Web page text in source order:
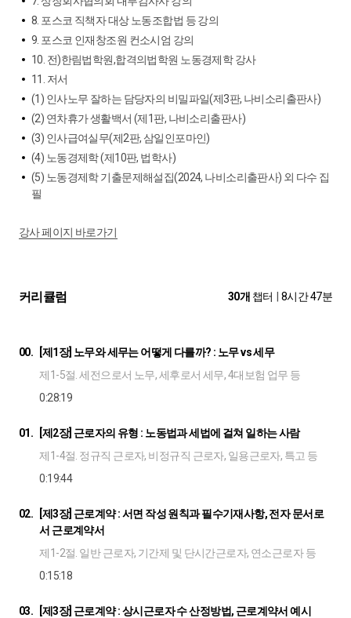
8. 포스코 직책자 대상 노동조합법 등 강의
9. 포스코 인재창조원 컨소시엄 강의
10. 전)한림법학원,합격의법학원 노동경제학 강사
11. 저서
(1) 인사노무 잘하는 담당자의 비밀파일(제3판, 나비소리출판사)
(2) 연차휴가 생활백서 (제1판, 나비소리출판사)
(3) 인사급여실무(제2판, 삼일인포마인)
(4) 노동경제학 (제10판, 법학사)
(5) 노동경제학 기출문제해설집(2024, 나비소리출판사) 외 다수 집
필
강사 페이지 바로가기
커리큘럼 30개 챕터 8시간 47분
00.
[제1장] 노무와 세무는 어떻게 다를까? : 노무 vs 세무
제1-5절. 세전으로서 노무, 세후로서 세무, 4대보험 업무 등
0:28:19
01.
[제2장] 근로자의 유형 : 노동법과 세법에 걸쳐 일하는 사람
제1-4절. 정규직 근로자, 비정규직 근로자, 일용근로자, 특고 등
0:19:44
02.
[제3장] 근로계약 : 서면 작성 원칙과 필수기재사항, 전자 문서로
서 근로계약서
제1-2절. 일반 근로자, 기간제 및 단시간근로자, 연소근로자 등
0:15:18
03.
[제3장] 근로계약 : 상시근로자 수 산정방법, 근로계약서 예시